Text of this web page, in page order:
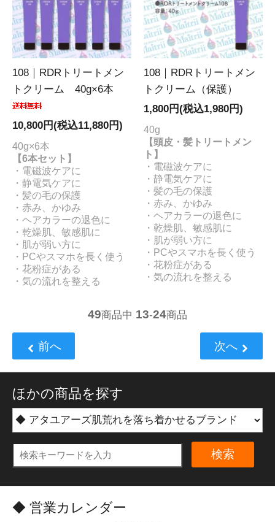
108｜RDRトリートメン
トクリーム 40g×6本
10,800円(税込11,880円)
40g×6本
【6本セット】
・電磁波ケアに
・静電気ケアに
・髪の毛の保護
・赤み、かゆみ
・ヘアカラーの退色に
・乾燥肌、敏感肌に
・肌が弱い方に
・PCやスマホを長く使う
・花粉症がある
・気の流れを整える
108｜RDRトリートメン
トクリーム（保護）
1,800円(税込1,980円)
40g
【頭皮・髪トリートメン
ト】
・電磁波ケアに
・静電気ケアに
・髪の毛の保護
・赤み、かゆみ
・ヘアカラーの退色に
・乾燥肌、敏感肌に
・肌が弱い方に
・PCやスマホを長く使う
・花粉症がある
・気の流れを整える
49商品中 13-24商品
前へ 次へ
ほかの商品を探す
検索
◆ 営業カレンダー